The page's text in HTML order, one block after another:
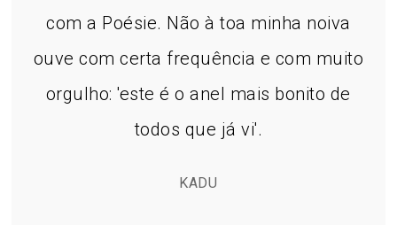
com a Poésie. Não à toa minha noiva
ouve com certa frequência e com muito
orgulho: 'este é o anel mais bonito de
todos que já vi'.
KADU